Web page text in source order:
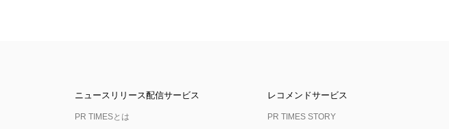
ニュースリリース配信サービス
PR TIMESとは
レコメンドサービス
PR TIMES STORY